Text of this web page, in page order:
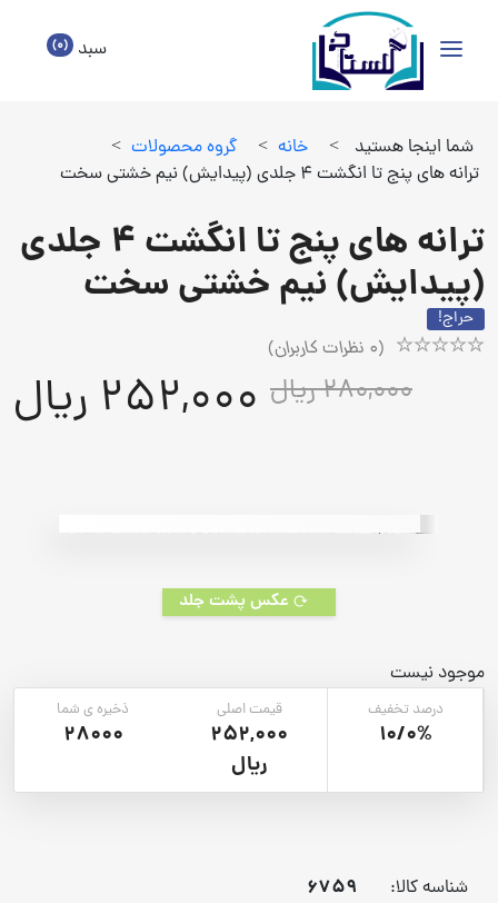
سبد (0)
شما اینجا هستید > خانه > گروه محصولات >
ترانه های پنج تا انگشت 4 جلدی (پیدایش) نیم خشتی سخت
ترانه های پنج تا انگشت 4 جلدی
(پیدایش) نیم خشتی سخت
حراج!
(
0 نظرات کاربران)
280,000 ریال 252,000 ریال
عکس پشت جلد
موجود نیست
درصد تخفیف
10/0%
قیمت اصلی
252,000
ریال
ذخیره ی شما
28000
شناسه کالا:
6759